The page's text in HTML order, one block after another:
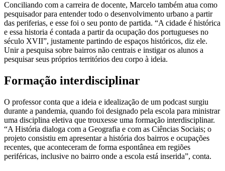
Conciliando com a carreira de docente, Marcelo também atua como
pesquisador para entender todo o desenvolvimento urbano a partir
das periferias, e esse foi o seu ponto de partida. “A cidade é histórica
e essa historia é contada a partir da ocupação dos portugueses no
século XVII”, justamente partindo de espaços históricos, diz ele.
Unir a pesquisa sobre bairros não centrais e instigar os alunos a
pesquisar seus próprios territórios deu corpo à ideia.
Formação interdisciplinar
O professor conta que a ideia e idealização de um podcast surgiu
durante a pandemia, quando foi designado pela escola para ministrar
uma disciplina eletiva que trouxesse uma formação interdisciplinar.
“A História dialoga com a Geografia e com as Ciências Sociais; o
projeto consistiu em apresentar a história dos bairros e ocupações
recentes, que aconteceram de forma espontânea em regiões
periféricas, inclusive no bairro onde a escola está inserida”, conta.